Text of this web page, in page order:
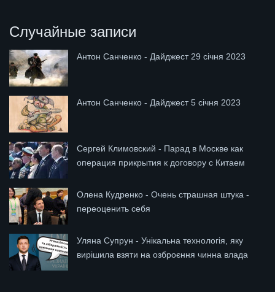
Случайные записи
Антон Санченко - Дайджест 29 січня 2023
Антон Санченко - Дайджест 5 січня 2023
Сергей Климовский - Парад в Москве как
операция прикрытия к договору с Китаем
Олена Кудренко - Очень страшная штука -
переоценить себя
Уляна Супрун - Унікальна технологія, яку
вирішила взяти на озброєння чинна влада